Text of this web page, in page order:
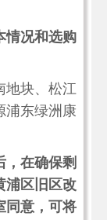
情况和选购
地块、松江
浦东绿洲康
，在确保剩
浦区旧区改
同意，可将